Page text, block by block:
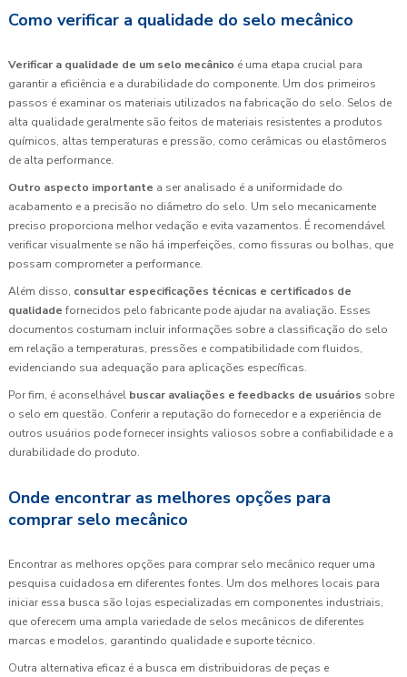
Como verificar a qualidade do selo mecânico
Verificar a qualidade de um selo mecânico é uma etapa crucial para
garantir a eficiência e a durabilidade do componente. Um dos primeiros
passos é examinar os materiais utilizados na fabricação do selo. Selos de
alta qualidade geralmente são feitos de materiais resistentes a produtos
químicos, altas temperaturas e pressão, como cerâmicas ou elastômeros
de alta performance.
Outro aspecto importante a ser analisado é a uniformidade do
acabamento e a precisão no diâmetro do selo. Um selo mecanicamente
preciso proporciona melhor vedação e evita vazamentos. É recomendável
verificar visualmente se não há imperfeições, como fissuras ou bolhas, que
possam comprometer a performance.
Além disso, consultar especificações técnicas e certificados de
qualidade fornecidos pelo fabricante pode ajudar na avaliação. Esses
documentos costumam incluir informações sobre a classificação do selo
em relação a temperaturas, pressões e compatibilidade com fluidos,
evidenciando sua adequação para aplicações específicas.
Por fim, é aconselhável buscar avaliações e feedbacks de usuários sobre
o selo em questão. Conferir a reputação do fornecedor e a experiência de
outros usuários pode fornecer insights valiosos sobre a confiabilidade e a
durabilidade do produto.
Onde encontrar as melhores opções para
comprar selo mecânico
Encontrar as melhores opções para comprar selo mecânico requer uma
pesquisa cuidadosa em diferentes fontes. Um dos melhores locais para
iniciar essa busca são lojas especializadas em componentes industriais,
que oferecem uma ampla variedade de selos mecânicos de diferentes
marcas e modelos, garantindo qualidade e suporte técnico.
Outra alternativa eficaz é a busca em distribuidoras de peças e